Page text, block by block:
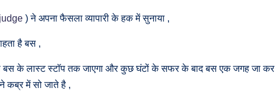
judge ) ने अपना फैसला व्यापारी के हक में सुनाया ,
है बस ,
के लास्ट स्टॉप तक जाएगा और कुछ घंटों के सफर के बाद बस एक जगह जा कर
कब्र में सो जाते है ,